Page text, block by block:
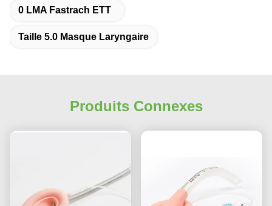
0 LMA Fastrach ETT
Taille 5.0 Masque Laryngaire
Produits Connexes